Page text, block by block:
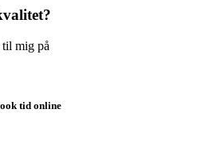
mig på
tid online